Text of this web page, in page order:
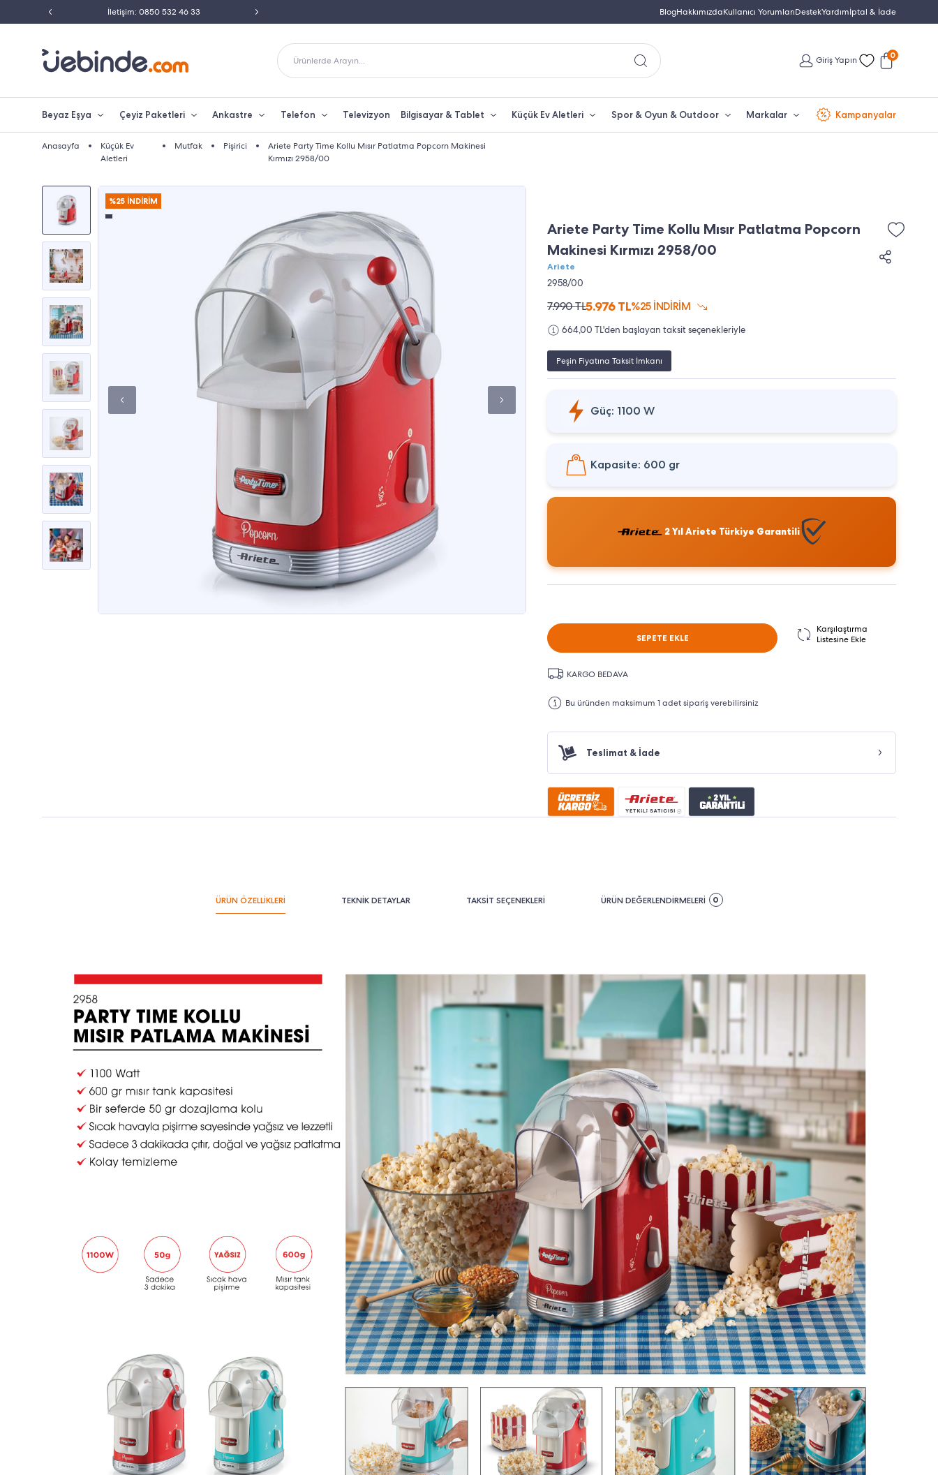
İletişim: 0850 532 46 33 Yetkili Servis & Türkiye Distribütör Garantisi Türkiye'nin En Büyük Beko
BlogHakkımızdaKullanıcı YorumlarıDestekYardımİptal & İade
Ürünlerde Arayın... Giriş Yapın 0
Beyaz Eşya Çeyiz Paketleri Ankastre Telefon Televizyon Bilgisayar & Tablet Küçük Ev Aletleri Spor & Oyun & Outdoor Markalar Kampanyalar
Anasayfa
Küçük Ev
Aletleri
Mutfak Pişirici
Ariete Party Time Kollu Mısır Patlatma Popcorn Makinesi
Kırmızı 2958/00
%25 İNDİRİM
Ariete Party Time Kollu Mısır Patlatma Popcorn
Makinesi Kırmızı 2958/00
Ariete
2958/00
7.990TL5.976TL%25 İNDİRİM
664,00 TL'den başlayan taksit seçenekleriyle
Peşin Fiyatına Taksit İmkanı
Güç: 1100 W
Kapasite: 600 gr
2 Yıl Ariete Türkiye Garantili
SEPETE EKLE
Karşılaştırma
Listesine Ekle
KARGO BEDAVA
Bu üründen maksimum 1 adet sipariş verebilirsiniz
Teslimat & İade
ÜRÜN ÖZELLİKLERİ TEKNİK DETAYLAR TAKSİT SEÇENEKLERİ ÜRÜN DEĞERLENDİRMELERİ 0